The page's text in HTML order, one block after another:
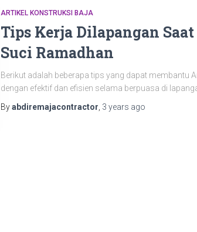
ARTIKEL KONSTRUKSI BAJA
Tips Kerja Dilapangan
Suci Ramadhan
Berikut adalah beberapa tips yang dapat membantu
dengan efektif dan efisien selama berpuasa di
Byabdiremajacontractor 3 years ago